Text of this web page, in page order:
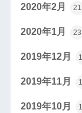
2020年2月 21
2020年1月 23
2019年12月
2019年11月
2019年10月